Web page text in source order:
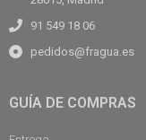
91 549 18 06
pedidos@fragua.es
GUÍA DE COMPRAS